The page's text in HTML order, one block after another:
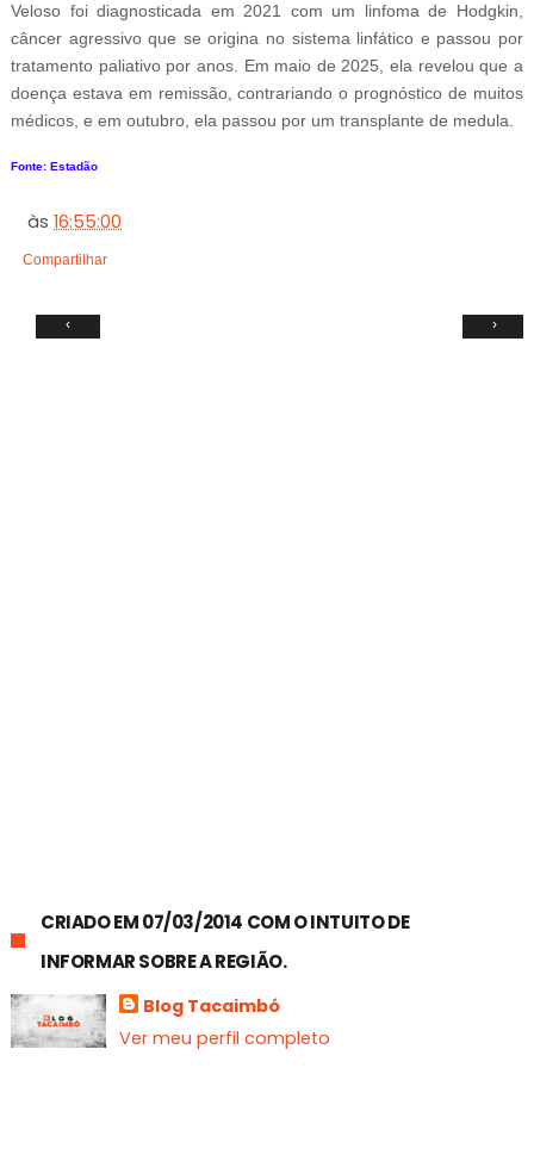
Veloso foi diagnosticada em 2021 com um linfoma de Hodgkin,
câncer agressivo que se origina no sistema linfático e passou por
tratamento paliativo por anos. Em maio de 2025, ela revelou que a
doença estava em remissão, contrariando o prognóstico de muitos
médicos, e em outubro, ela passou por um transplante de medula.
Fonte: Estadão
às16:55:00
Compartilhar
‹ ›
CRIADO EM 07/03/2014 COM O INTUITO DE
INFORMAR SOBRE A REGIÃO.
Blog Tacaimbó
Ver meu perfil completo